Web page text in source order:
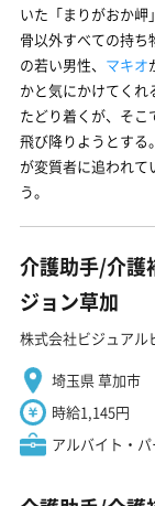
いた「まりがおか
骨以外すべての持
の若い男性、 マキオ
かと気にかけてく
たどり着くが、そこ
飛び降りようとする
が変質者に追われ
う。
介護助手/介護
ジョン草加
株式会社ビジュアル
埼玉県 草加市
時給1,145円
アルバイト・パ